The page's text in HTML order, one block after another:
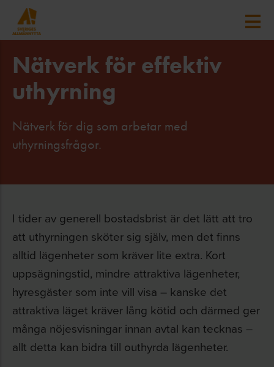
Nätverk för effektiv
uthyrning
Nätverk för dig som arbetar med
uthyrningsfrågor.
I tider av generell bostadsbrist är det lätt att tro
att uthyrningen sköter sig själv, men det finns
alltid lägenheter som kräver lite extra. Kort
uppsägningstid, mindre attraktiva lägenheter,
hyresgäster som inte vill visa – kanske det
attraktiva läget kräver lång kötid och därmed ger
många nöjesvisningar innan avtal kan tecknas –
allt detta kan bidra till outhyrda lägenheter.